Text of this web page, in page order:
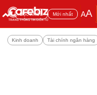
Đọc nhiều Mới nhất AA
Kinh doanh Tài chính ngân hàng